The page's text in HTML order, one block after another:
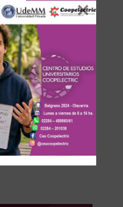
in this browser for the
cada nueva entrada.